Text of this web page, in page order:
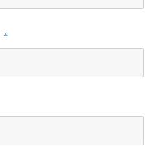
*